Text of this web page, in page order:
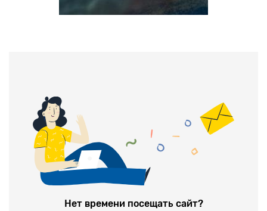
Нет времени посещать сайт?